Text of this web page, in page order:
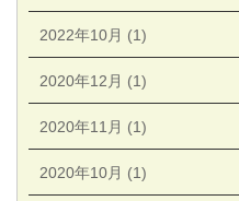
2022年10月 (1)
2020年12月 (1)
2020年11月 (1)
2020年10月 (1)